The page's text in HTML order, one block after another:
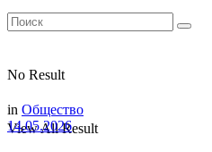
No Result
View All Result
in Общество
14.05.2026